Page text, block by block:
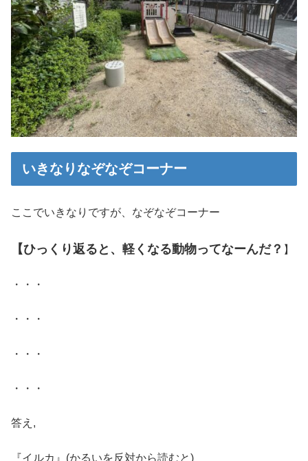
いきなりなぞなぞコーナー
ここでいきなりですが、なぞなぞコーナー
【ひっくり返ると、軽くなる動物ってなーんだ？ 】
・・・
・・・
・・・
・・・
答え,
『イルカ』(かるいを反対から読むと)